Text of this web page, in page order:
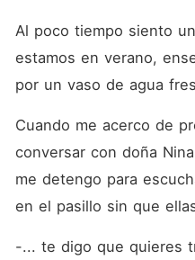
Al poco tiempo siento
estamos en verano,
por un vaso de agua
Cuando me acerco de
conversar con doña
me detengo para
en el pasillo sin que
-... te digo que quieres